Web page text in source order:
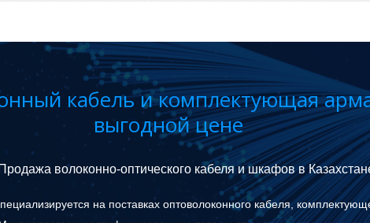
кабель и комплектующая
выгодной цене
Продажа волоконно-оптического кабеля и шкафов в
на поставках оптоволоконного кабеля,